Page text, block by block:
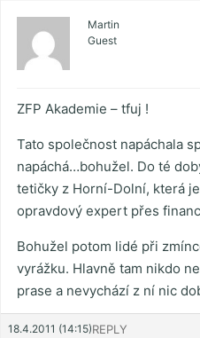
Martin
Guest
ZFP Akademie – tfuj !
Tato společnost napáchala
napáchá…bohužel. Do té
tetičky z Horní-Dolní, která
opravdový expert přes
Bohužel potom lidé při
vyrážku. Hlavně tam nikdo
prase a nevychází z ní nic
18.4.2011 (14:15)REPLY